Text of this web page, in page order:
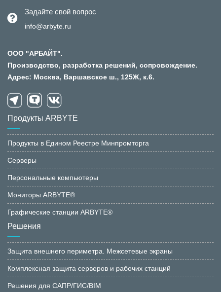
Задайте свой вопрос
info@arbyte.ru
ООО "АРБАЙТ".
Производство, разработка решений, сопровождение.
Адрес: Москва, Варшавское ш., 125Ж, к.6.
Продукты ARBYTE
Продукты в Едином Реестре Минпромторга
Серверы
Персональные компьютеры
Мониторы ARBYTE®
Графические станции ARBYTE®
Решения
Защита внешнего периметра. Межсетевые экраны
Комплексная защита серверов и рабочих станций
Решения для САПР/ГИС/BIM